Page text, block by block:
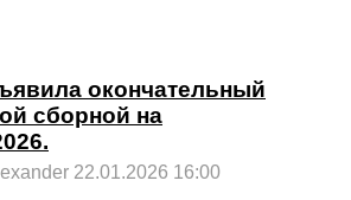
окончательный
сборной на
22.01.2026 16:00